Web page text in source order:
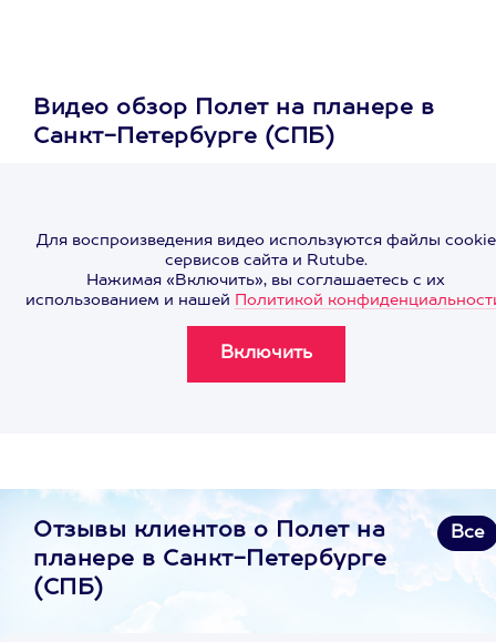
Видео обзор Полет на планере в
Санкт-Петербурге (СПБ)
Для воспроизведения видео используются файлы cookie
сервисов сайта и Rutube.
Нажимая «Включить», вы соглашаетесь с их
использованием и нашей Политикой
Отзывы клиентов о Полет на
планере в Санкт-Петербурге
(СПБ)
Все